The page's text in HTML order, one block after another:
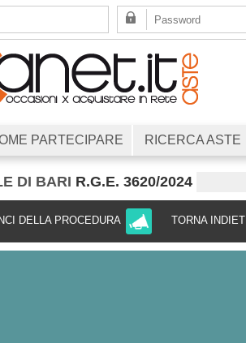
PARTECIPARE RICERCA ASTE
DI BARI R.G.E. 3620/2024
DELLA PROCEDURA TORNA